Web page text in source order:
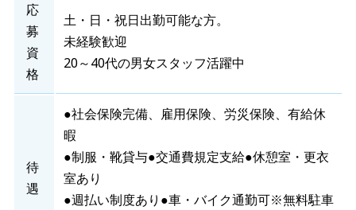
応
募
資
格
土・日・祝日出勤可能な方。
未経験歓迎
20～40代の男女スタッフ活躍中
待
遇
●社会保険完備、雇用保険、労災保険、有給休
暇
●制服・靴貸与●交通費規定支給●休憩室・更衣
室あり
●週払い制度あり●車・バイク通勤可※無料駐車